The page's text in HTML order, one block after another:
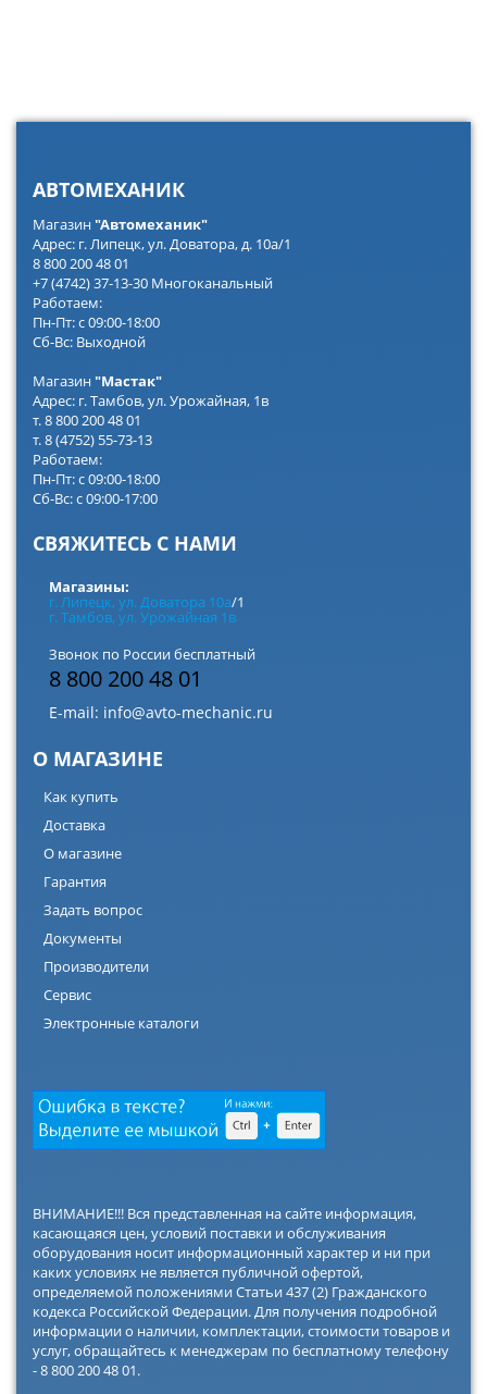
АВТОМЕХАНИК
Магазин"Автомеханик"
Адрес: г. Липецк, ул. Доватора, д. 10а/1
8 800 200 48 01
+7 (4742) 37-13-30 Многоканальный
Работаем:
Пн-Пт: с 09:00-18:00
Сб-Вс: Выходной
Магазин"Мастак"
Адрес: г. Тамбов, ул. Урожайная, 1в
т. 8 800 200 48 01
т. 8 (4752) 55-73-13
Работаем:
Пн-Пт: с 09:00-18:00
Сб-Вс: с 09:00-17:00
СВЯЖИТЕСЬ С НАМИ
Магазины:
г. Липецк, ул. Доватора 10а/1
г. Тамбов, ул. Урожайная 1в
Звонок по России бесплатный
8 800 200 48 01
E-mail: info@avto-mechanic.ru
О МАГАЗИНЕ
Как купить
Доставка
О магазине
Гарантия
Задать вопрос
Документы
Производители
Сервис
Электронные каталоги
ВНИМАНИЕ!!! Вся представленная на сайте информация,
касающаяся цен, условий поставки и обслуживания
оборудования носит информационный характер и ни при
каких условиях не является публичной офертой,
определяемой положениями Статьи 437 (2) Гражданского
кодекса Российской Федерации. Для получения подробной
информации о наличии, комплектации, стоимости товаров и
услуг, обращайтесь к менеджерам по бесплатному телефону
- 8 800 200 48 01.